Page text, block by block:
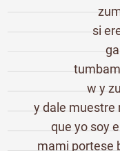
si
w y
y dale muestre
que yo soy
mami portese